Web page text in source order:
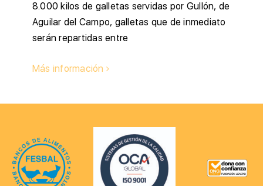
8.000 kilos de galletas servidas por Gullón, de
Aguilar del Campo, galletas que de inmediato
serán repartidas entre
Más información